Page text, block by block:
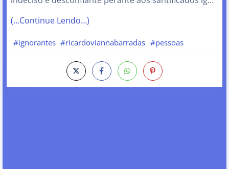
(…Continue Lendo…)
#ignorantes #ricardoviannabarradas #pessoas